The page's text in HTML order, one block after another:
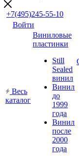
+7(495)245-55-10
Войти
Весь
каталог
Виниловые
пластинки
Still
Sealed
винил
Винил
до
1999
года
Винил
после
2000
года